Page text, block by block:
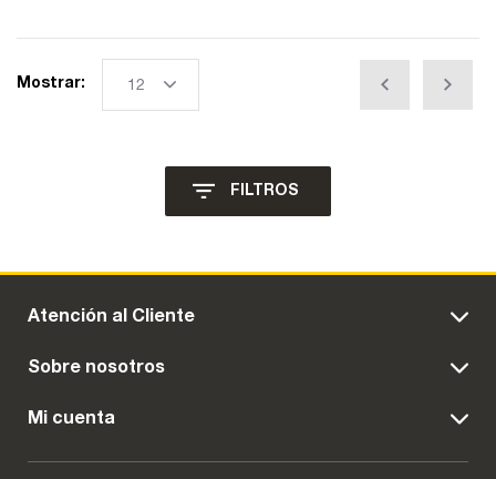
Mostrar:
FILTROS
Atención al Cliente
Sobre nosotros
Mi cuenta